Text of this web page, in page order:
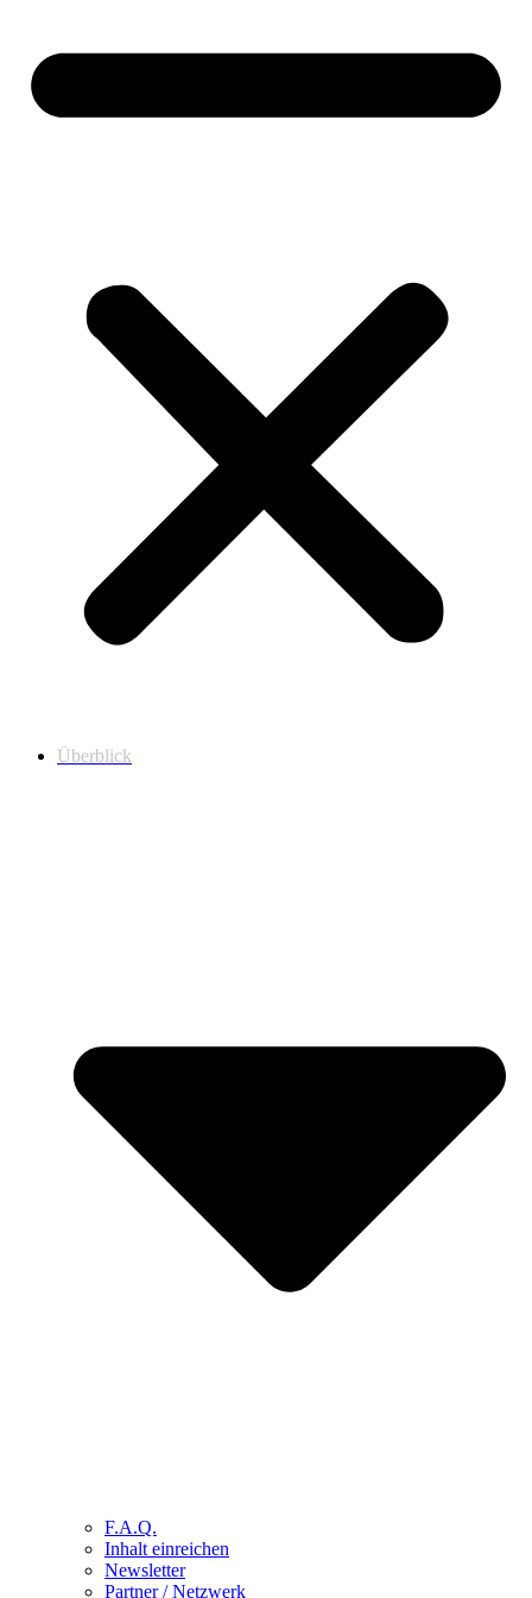
Überblick
F.A.Q.
Inhalt einreichen
Newsletter
Partner / Netzwerk